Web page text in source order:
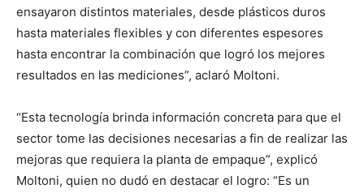
ensayaron distintos materiales, desde plásticos duros
hasta materiales flexibles y con diferentes espesores
hasta encontrar la combinación que logró los mejores
resultados en las mediciones”, aclaró Moltoni.
“Esta tecnología brinda información concreta para que el
sector tome las decisiones necesarias a fin de realizar las
mejoras que requiera la planta de empaque”, explicó
Moltoni, quien no dudó en destacar el logro: “Es un